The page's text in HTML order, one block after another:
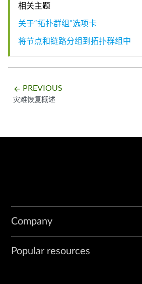
相关主题
关于“拓扑群组”选项卡
将节点和链路分组到拓扑群组中
arrow_backward PREVIOUS
灾难恢复概述
Company
Popular resources